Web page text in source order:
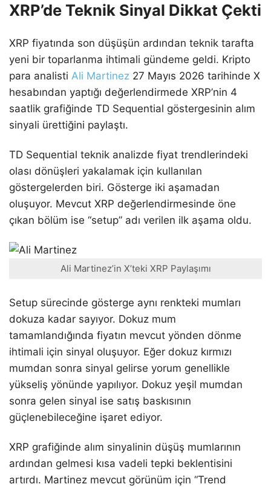
XRP’de Teknik Sinyal Dikkat Çekti
XRP fiyatında son düşüşün ardından teknik tarafta
yeni bir toparlanma ihtimali gündeme geldi. Kripto
para analisti Ali Martinez 27 Mayıs 2026 tarihinde X
hesabından yaptığı değerlendirmede XRP’nin 4
saatlik grafiğinde TD Sequential göstergesinin alım
sinyali ürettiğini paylaştı.
TD Sequential teknik analizde fiyat trendlerindeki
olası dönüşleri yakalamak için kullanılan
göstergelerden biri. Gösterge iki aşamadan
oluşuyor. Mevcut XRP değerlendirmesinde öne
çıkan bölüm ise “setup” adı verilen ilk aşama oldu.
Ali Martinez’in X’teki XRP Paylaşımı
Setup sürecinde gösterge aynı renkteki mumları
dokuza kadar sayıyor. Dokuz mum
tamamlandığında fiyatın mevcut yönden dönme
ihtimali için sinyal oluşuyor. Eğer dokuz kırmızı
mumdan sonra sinyal gelirse yorum genellikle
yükseliş yönünde yapılıyor. Dokuz yeşil mumdan
sonra gelen sinyal ise satış baskısının
güçlenebileceğine işaret ediyor.
XRP grafiğinde alım sinyalinin düşüş mumlarının
ardından gelmesi kısa vadeli tepki beklentisini
artırdı. Martinez mevcut görünüm için “Trend